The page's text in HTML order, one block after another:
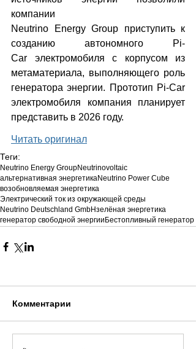
компании
Neutrino Energy Group приступить к
созданию автономного Pi-
Car электромобиля с корпусом из
метаматериала, выполняющего роль
генератора энергии. Прототип Pi-Car
электромобиля компания планирует
представить в 2026 году.
Читать оригинал
Теги:
Neutrino Energy GroupNeutrinovoltaic
альтернативная энергетикаNeutrino Power Cube
возобновляемая энергетика
Электрический ток из окружающей среды
Neutrino Deutschland GmbHзелёная энергетика
генератор свободной энергииБестопливный генератор
Комментарии